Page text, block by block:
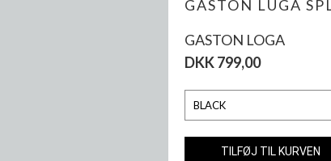
GASTON LUGA
GASTON LOGA
DKK 799,00